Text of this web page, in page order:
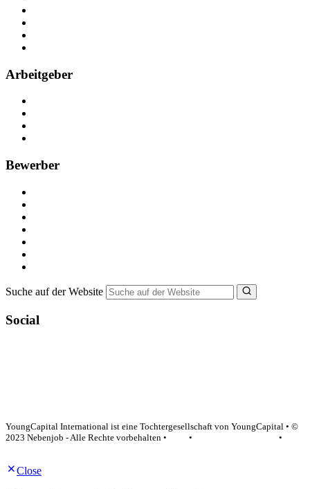
Arbeitgeber
Bewerber
Suche auf der Website
Social
YoungCapital International ist eine Tochtergesellschaft von YoungCapital • ©
2023 Nebenjob - Alle Rechte vorbehalten •
•
•
Close